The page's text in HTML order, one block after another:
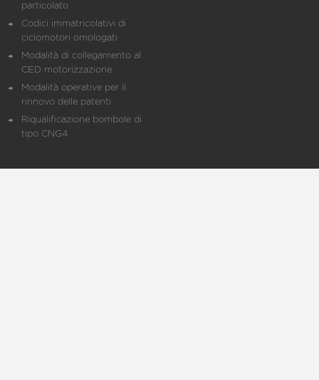
particolato
Codici immatricolativi di
ciclomotori omologati
Modalità di collegamento al
CED motorizzazione
Modalità operative per il
rinnovo delle patenti
Riqualificazione bombole di
tipo CNG4